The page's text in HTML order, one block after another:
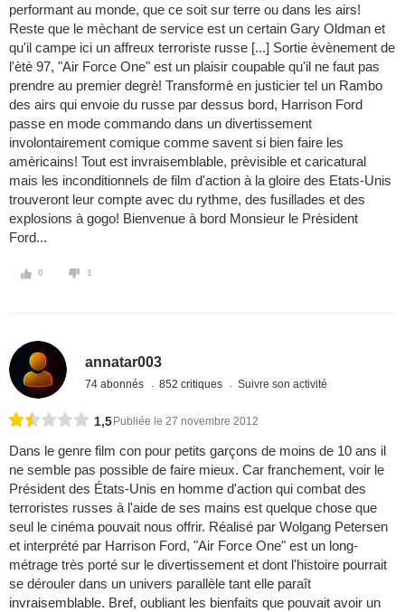
performant au monde, que ce soit sur terre ou dans les airs!
Reste que le mèchant de service est un certain Gary Oldman et
qu'il campe ici un affreux terroriste russe [...] Sortie èvènement de
l'ètè 97, "Air Force One" est un plaisir coupable qu'il ne faut pas
prendre au premier degrè! Transformè en justicier tel un Rambo
des airs qui envoie du russe par dessus bord, Harrison Ford
passe en mode commando dans un divertissement
involontairement comique comme savent si bien faire les
amèricains! Tout est invraisemblable, prèvisible et caricatural
mais les inconditionnels de film d'action à la gloire des Etats-Unis
trouveront leur compte avec du rythme, des fusillades et des
explosions à gogo! Bienvenue à bord Monsieur le Prèsident
Ford...
0 1
annatar003
74 abonnés 852 critiques Suivre son activité
1,5 Publiée le 27 novembre 2012
Dans le genre film con pour petits garçons de moins de 10 ans il
ne semble pas possible de faire mieux. Car franchement, voir le
Président des États-Unis en homme d'action qui combat des
terroristes russes à l'aide de ses mains est quelque chose que
seul le cinéma pouvait nous offrir. Réalisé par Wolgang Petersen
et interprété par Harrison Ford, "Air Force One" est un long-
métrage très porté sur le divertissement et dont l'histoire pourrait
se dérouler dans un univers parallèle tant elle paraît
invraisemblable. Bref, oubliant les bienfaits que pouvait avoir un